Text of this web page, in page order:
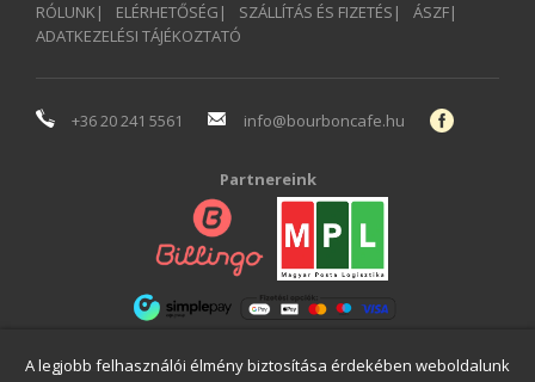
RÓLUNK ELÉRHETŐSÉG SZÁLLÍTÁS ÉS FIZETÉS
ÁSZF
ADATKEZELÉSI TÁJÉKOZTATÓ
+36 20 241 5561 info@bourboncafe.hu
Partnereink
A legjobb felhasználói élmény biztosítása érdekében weboldalunk